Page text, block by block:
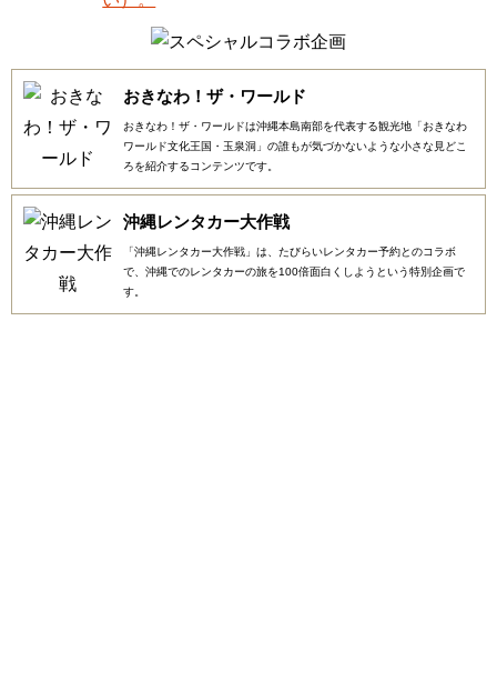
おきなわ！ザ・ワールド
おきなわ！ザ・ワールドは沖縄本島南部を代表する観光地「おきなわ
ワールド文化王国・玉泉洞」の誰もが気づかないような小さな見どこ
ろを紹介するコンテンツです。
沖縄レンタカー大作戦
「沖縄レンタカー大作戦」は、たびらいレンタカー予約とのコラボ
で、沖縄でのレンタカーの旅を100倍面白くしようという特別企画で
す。